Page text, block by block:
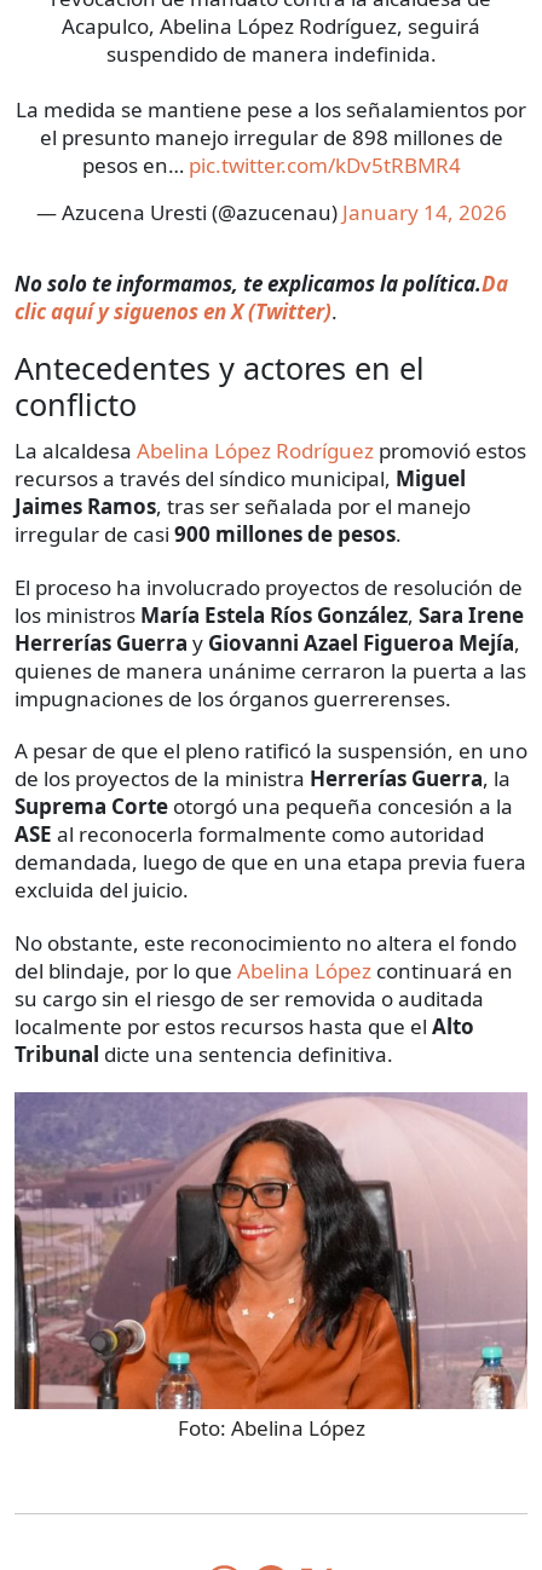
Acapulco, Abelina López Rodríguez, seguirá
suspendido de manera indefinida.
La medida se mantiene pese a los señalamientos por
el presunto manejo irregular de 898 millones de
pesos en… pic.twitter.com/kDv5tRBMR4
— Azucena Uresti (@azucenau) January 14, 2026
No solo te informamos, te explicamos la política.Da
clic aquí y siguenos en X (Twitter).
Antecedentes y actores en el
conflicto
La alcaldesa Abelina López Rodríguez promovió estos
recursos a través del síndico municipal, Miguel
Jaimes Ramos, tras ser señalada por el manejo
irregular de casi 900 millones de pesos.
El proceso ha involucrado proyectos de resolución de
los ministros María Estela Ríos González, Sara Irene
Herrerías Guerra y Giovanni Azael Figueroa Mejía,
quienes de manera unánime cerraron la puerta a las
impugnaciones de los órganos guerrerenses.
A pesar de que el pleno ratificó la suspensión, en uno
de los proyectos de la ministra Herrerías Guerra, la
Suprema Corte otorgó una pequeña concesión a la
ASE al reconocerla formalmente como autoridad
demandada, luego de que en una etapa previa fuera
excluida del juicio.
No obstante, este reconocimiento no altera el fondo
del blindaje, por lo que Abelina López continuará en
su cargo sin el riesgo de ser removida o auditada
localmente por estos recursos hasta que el Alto
Tribunal dicte una sentencia definitiva.
Foto: Abelina López